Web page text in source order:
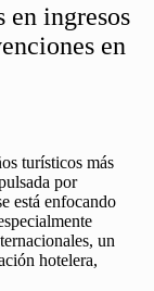
en ingresos
en
turísticos más
por
está enfocando
un
hotelera,